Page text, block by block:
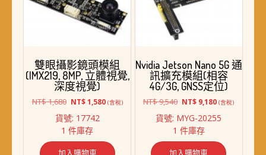
雙眼攝影鏡頭模組
(IMX219, 8MP, 立體視覺,
深度視覺)
NT$1,680 原
價
格：
NT$ 1,680。
NT$1,580目
NT$ 1,580。
(含稅)
貨號: 17742
1 件庫存
加入購物車
Nvidia Jetson Nano 5G 通
訊擴充模組(相容
4G/3G, GNSS定位)
NT$9,540 原
價
格：
NT$ 9,540。
NT$ 9,180目
價
NT$ 9,180。
(含稅)
貨號: MYG-20255
1 件庫存
加入購物車